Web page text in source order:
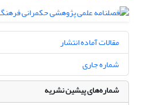
مقالات آماده انتشار
شماره جاری
شماره‌های پیشین نشریه